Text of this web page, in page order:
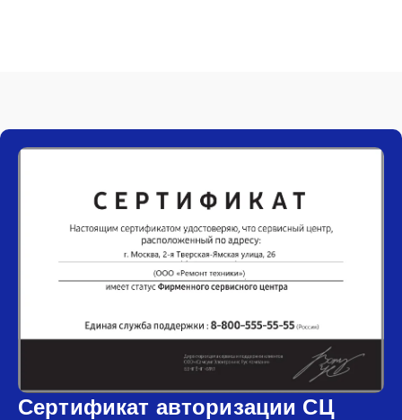
Сертификат авторизации СЦ